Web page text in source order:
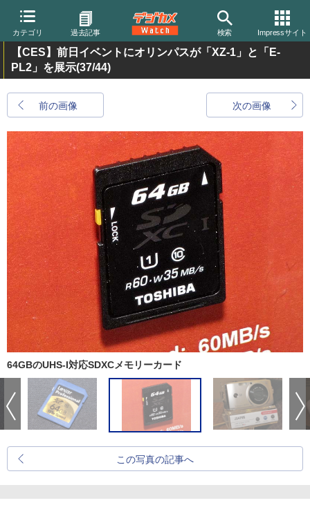
カテゴリ 過去記事 検索 Impressサイト
【CES】前日イベントにオリンパスが「XZ-1」と「E-
PL2」を展示(37/44)
前の画像 次の画像
64GBのUHS-I対応SDXCメモリーカード
この写真の記事へ